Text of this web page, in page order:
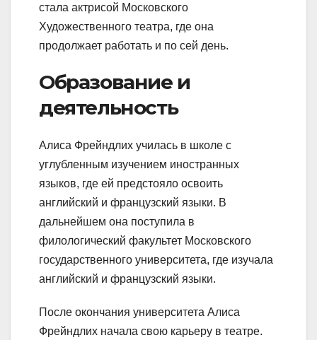
стала актрисой Московского
Художественного театра, где она
продолжает работать и по сей день.
Образование и
деятельность
Алиса Фрейндлих училась в школе с
углубленным изучением иностранных
языков, где ей предстояло освоить
английский и французский языки. В
дальнейшем она поступила в
филологический факультет Московского
государственного университета, где изучала
английский и французский языки.
После окончания университета Алиса
Фрейндлих начала свою карьеру в театре.